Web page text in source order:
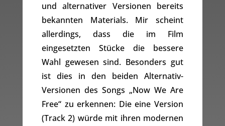
und alternativer Versionen bereits
bekannten Materials. Mir scheint
allerdings, dass die im Film
eingesetzten Stücke die bessere
Wahl gewesen sind. Besonders gut
ist dies in den beiden Alternativ-
Versionen des Songs „Now We Are
Free“ zu erkennen: Die eine Version
(Track 2) würde mit ihren modernen